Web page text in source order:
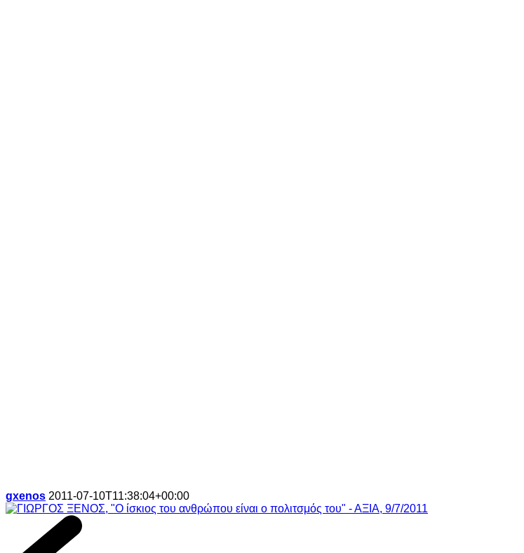
gxenos 2011-07-10T11:38:04+00:00